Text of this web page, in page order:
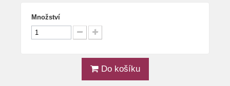
Množství
Do košíku